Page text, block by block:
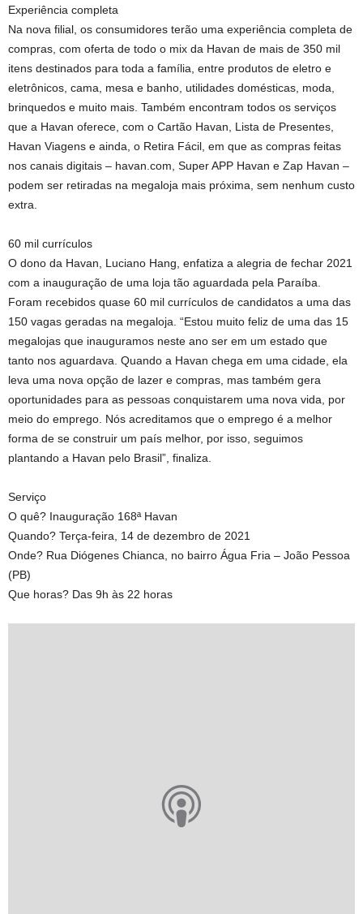
Experiência completa
Na nova filial, os consumidores terão uma experiência completa de
compras, com oferta de todo o mix da Havan de mais de 350 mil
itens destinados para toda a família, entre produtos de eletro e
eletrônicos, cama, mesa e banho, utilidades domésticas, moda,
brinquedos e muito mais. Também encontram todos os serviços
que a Havan oferece, com o Cartão Havan, Lista de Presentes,
Havan Viagens e ainda, o Retira Fácil, em que as compras feitas
nos canais digitais – havan.com, Super APP Havan e Zap Havan –
podem ser retiradas na megaloja mais próxima, sem nenhum custo
extra.
60 mil currículos
O dono da Havan, Luciano Hang, enfatiza a alegria de fechar 2021
com a inauguração de uma loja tão aguardada pela Paraíba.
Foram recebidos quase 60 mil currículos de candidatos a uma das
150 vagas geradas na megaloja. “Estou muito feliz de uma das 15
megalojas que inauguramos neste ano ser em um estado que
tanto nos aguardava. Quando a Havan chega em uma cidade, ela
leva uma nova opção de lazer e compras, mas também gera
oportunidades para as pessoas conquistarem uma nova vida, por
meio do emprego. Nós acreditamos que o emprego é a melhor
forma de se construir um país melhor, por isso, seguimos
plantando a Havan pelo Brasil”, finaliza.
Serviço
O quê? Inauguração 168ª Havan
Quando? Terça-feira, 14 de dezembro de 2021
Onde? Rua Diógenes Chianca, no bairro Água Fria – João Pessoa
(PB)
Que horas? Das 9h às 22 horas